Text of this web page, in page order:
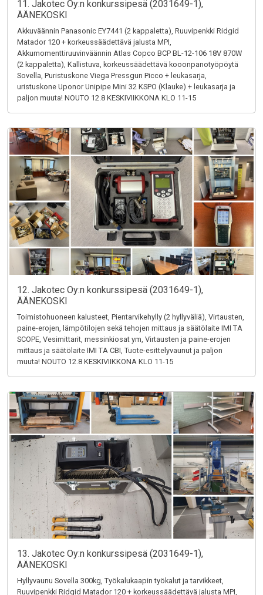
11. Jakotec Oy:n konkurssipesä (2031649-1),
ÄÄNEKOSKI
Akkuväännin Panasonic EY7441 (2 kappaletta), Ruuvipenkki Ridgid
Matador 120 + korkeussäädettävä jalusta MPI,
Akkumomenttiruuvinväännin Atlas Copco BCP BL-12-106 18V 870W
(2 kappaletta), Kallistuva, korkeussäädettävä kooonpanotyöpöytä
Sovella, Puristuskone Viega Pressgun Picco + leukasarja,
uristuskone Uponor Unipipe Mini 32 KSPO (Klauke) + leukasarja ja
paljon muuta! NOUTO 12.8 KESKIVIIKKONA KLO 11-15
12. Jakotec Oy:n konkurssipesä (2031649-1),
ÄÄNEKOSKI
Toimistohuoneen kalusteet, Pientarvikehylly (2 hyllyväliä), Virtausten,
paine-erojen, lämpötilojen sekä tehojen mittaus ja säätölaite IMI TA
SCOPE, Vesimittarit, messinkiosat ym, Virtausten ja paine-erojen
mittaus ja säätölaite IMI TA CBI, Tuote-esittelyvaunut ja paljon
muuta! NOUTO 12.8 KESKIVIIKKONA KLO 11-15
13. Jakotec Oy:n konkurssipesä (2031649-1),
ÄÄNEKOSKI
Hyllyvaunu Sovella 300kg, Työkalukaapin työkalut ja tarvikkeet,
Ruuvipenkki Ridgid Matador 120 + korkeussäädettävä jalusta MPI,